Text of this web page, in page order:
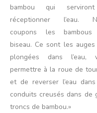
bambou qui
réceptionner l’eau.
coupons les
biseau. Ce sont les auges
plongées dans l’eau,
permettre à la roue de
et de reverser l’eau
conduits creusés dans de
troncs de bambou.»